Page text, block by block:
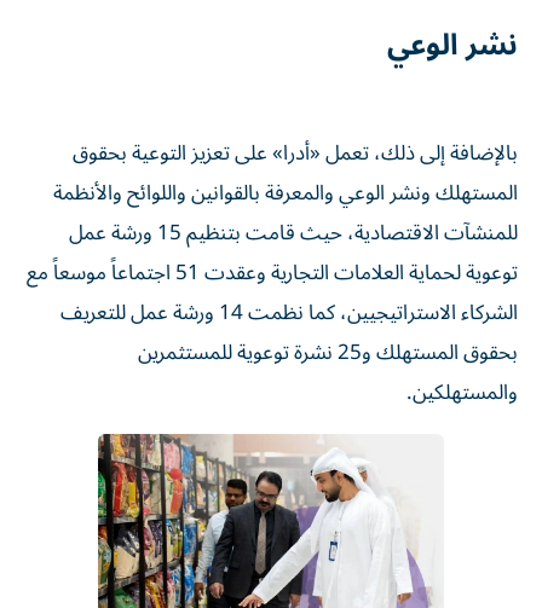
نشر الوعي
بالإضافة إلى ذلك، تعمل «أدرا» على تعزيز التوعية بحقوق
المستهلك ونشر الوعي والمعرفة بالقوانين واللوائح والأنظمة
للمنشآت الاقتصادية، حيث قامت بتنظيم 15 ورشة عمل
توعوية لحماية العلامات التجارية وعقدت 51 اجتماعاً موسعاً مع
الشركاء الاستراتيجيين، كما نظمت 14 ورشة عمل للتعريف
بحقوق المستهلك و25 نشرة توعوية للمستثمرين
والمستهلكين.